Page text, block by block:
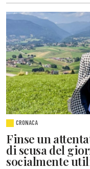
CRONACA
Finse un
di scusa del
socialmente